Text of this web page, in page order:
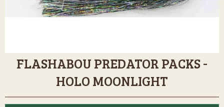
FLASHABOU PREDATOR PACKS -
HOLO MOONLIGHT